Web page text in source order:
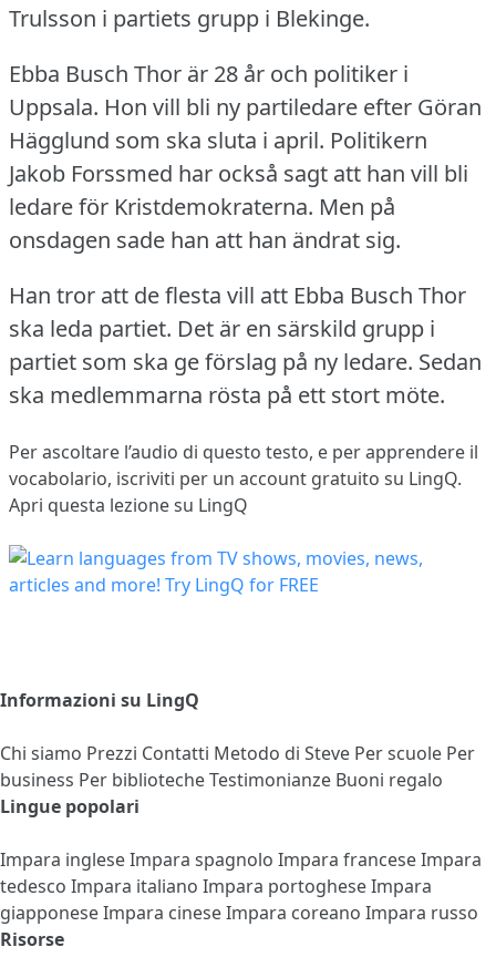
Trulsson i partiets grupp i Blekinge.
Ebba Busch Thor är 28 år och politiker i
Uppsala. Hon vill bli ny partiledare efter Göran
Hägglund som ska sluta i april. Politikern
Jakob Forssmed har också sagt att han vill bli
ledare för Kristdemokraterna. Men på
onsdagen sade han att han ändrat sig.
Han tror att de flesta vill att Ebba Busch Thor
ska leda partiet. Det är en särskild grupp i
partiet som ska ge förslag på ny ledare. Sedan
ska medlemmarna rösta på ett stort möte.
Per ascoltare l’audio di questo testo, e per apprendere il
vocabolario, iscriviti per un account gratuito su LingQ.
Apri questa lezione su LingQ
Informazioni su LingQ
Chi siamo Prezzi Contatti Metodo di Steve Per scuole Per
business Per bibliotecheTestimonianze Buoni regalo
Lingue popolari
Impara ingleseImpara spagnolo Impara franceseImpara
tedesco Impara italiano Impara portogheseImpara
giapponeseImpara cineseImpara coreano Impara russo
Risorse